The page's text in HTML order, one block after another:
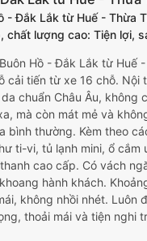
- Đắk Lắk từ Huế - Thừa
chất lượng cao: Tiện lợi,
Hồ - Đắk Lắk từ Huế
cải tiến từ xe 16 chỗ. Nội
chuẩn Châu Âu, không
mà còn mát mẻ và
bình thường. Kèm theo
ti-vi, tủ lạnh mini, ổ cắm
cao cấp. Có vách
hành khách.
không nhồi nhét. Luôn
thoải mái và tiện nghi